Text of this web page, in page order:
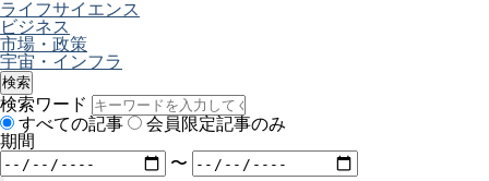
ライフサイエンス
ビジネス
市場・政策
宇宙・インフラ
検索
検索ワード
すべての記事
会員限定記事のみ
期間
〜